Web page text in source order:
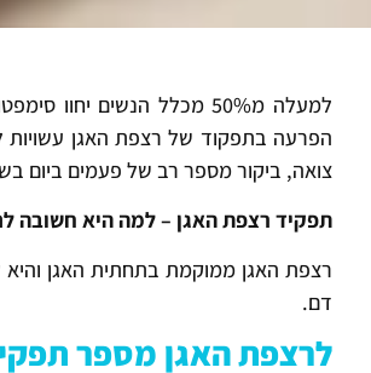
למעלה מ50% מכלל הנשים
הפרעה בתפקוד של רצפת האגן עשויות
צואה, ביקור מספר רב של פעמים ביום
תפקיד רצפת האגן – למה היא חשובה
רצפת האגן ממוקמת בתחתית האגן
דם.
לרצפת האגן מספר